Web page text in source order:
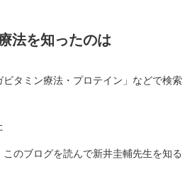
法を知ったのは
ビタミン療法・プロテイン」などで検索
このブログを読んで新井圭輔先生を知る